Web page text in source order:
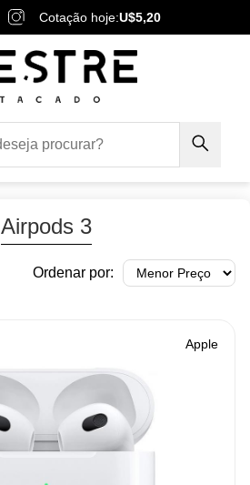
Cotação hoje:U$5,20
Airpods 3
Ordenar por:
Apple